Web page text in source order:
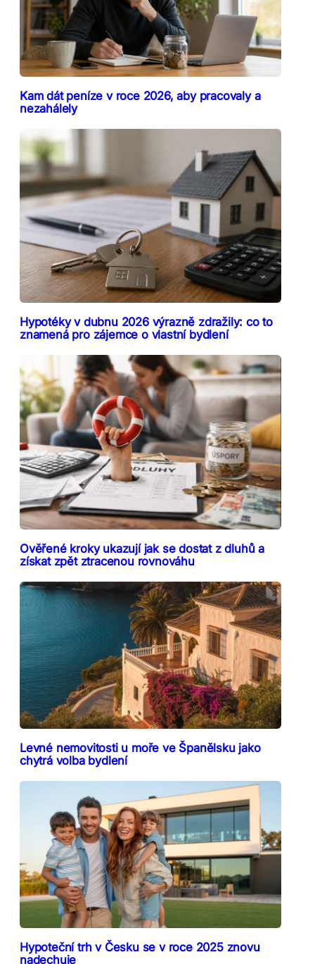
Kam dát peníze v roce 2026, aby pracovaly a
nezahálely
Hypotéky v dubnu 2026 výrazně zdražily: co to
znamená pro zájemce o vlastní bydlení
Ověřené kroky ukazují jak se dostat z dluhů a
získat zpět ztracenou rovnováhu
Levné nemovitosti u moře ve Španělsku jako
chytrá volba bydlení
Hypoteční trh v Česku se v roce 2025 znovu
nadechuje